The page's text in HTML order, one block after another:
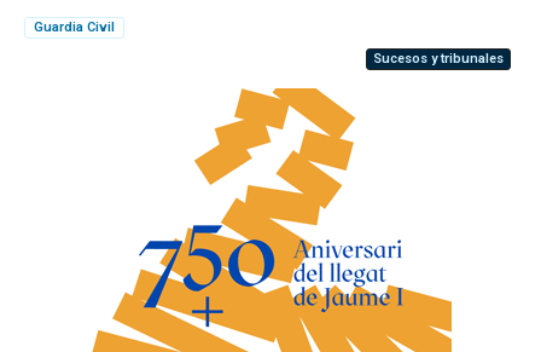
Guardia Civil
Sucesos y tribunales